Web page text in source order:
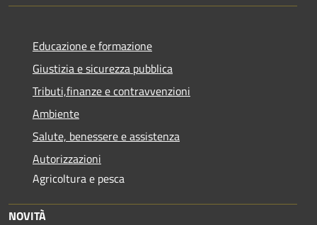
Educazione e formazione
Giustizia e sicurezza pubblica
Tributi,finanze e contravvenzioni
Ambiente
Salute, benessere e assistenza
Autorizzazioni
Agricoltura e pesca
NOVITÀ